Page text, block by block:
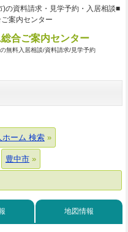
の資料請求・見学予約・入居相談■
案内センター
合ご案内センター
無料入居相談/資料請求/見学予約
ホーム 検索
豊中市
地図情報